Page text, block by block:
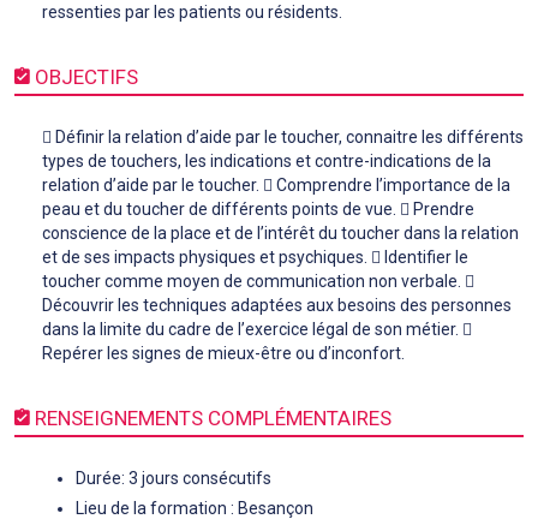
ressenties par les patients ou résidents.
OBJECTIFS
 Définir la relation d’aide par le toucher, connaitre les différents
types de touchers, les indications et contre-indications de la
relation d’aide par le toucher.  Comprendre l’importance de la
peau et du toucher de différents points de vue.  Prendre
conscience de la place et de l’intérêt du toucher dans la relation
et de ses impacts physiques et psychiques.  Identifier le
toucher comme moyen de communication non verbale. 
Découvrir les techniques adaptées aux besoins des personnes
dans la limite du cadre de l’exercice légal de son métier. 
Repérer les signes de mieux-être ou d’inconfort.
RENSEIGNEMENTS COMPLÉMENTAIRES
Durée: 3 jours consécutifs
Lieu de la formation : Besançon